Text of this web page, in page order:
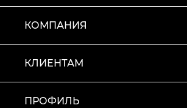
КОМПАНИЯ
КЛИЕНТАМ
ПРОФИЛЬ